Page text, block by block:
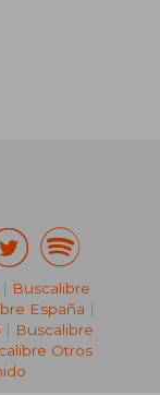
| Buscalibre
España |
| Buscalibre
Otros